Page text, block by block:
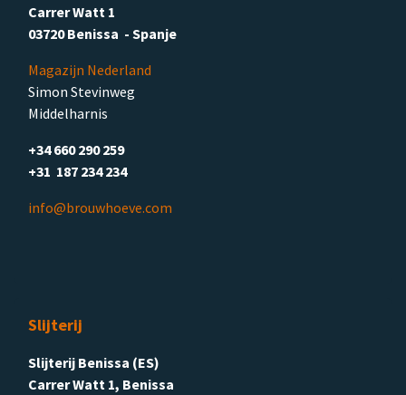
Carrer Watt 1
03720 Benissa - Spanje
Magazijn Nederland
Simon Stevinweg
Middelharnis
+34 660 290 259
+31 187 234 234
info@brouwhoeve.com
Slijterij
Slijterij Benissa (ES)
Carrer Watt 1, Benissa